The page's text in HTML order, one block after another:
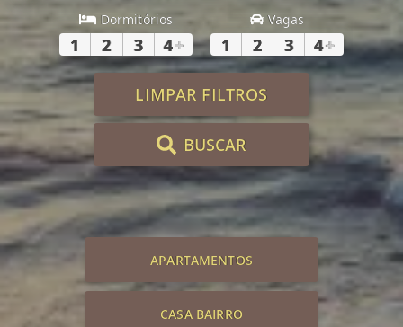
Dormitórios
1 2 3 4+
Vagas
1 2 3 4+
LIMPAR FILTROS
BUSCAR
APARTAMENTOS
CASA BAIRRO